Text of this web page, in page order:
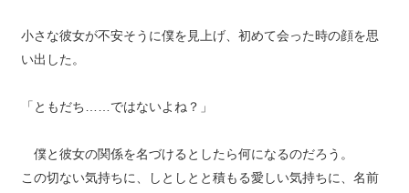
小さな彼女が不安そうに僕を見上げ、初めて会った時の顔を思
い出した。
「ともだち……ではないよね？」
僕と彼女の関係を名づけるとしたら何になるのだろう。
この切ない気持ちに、しとしとと積もる愛しい気持ちに、名前